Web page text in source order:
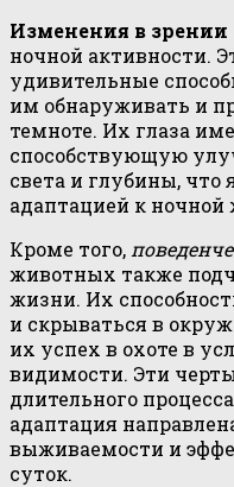
Изменения в зрении
ночной активности.
удивительные
им обнаруживать и
темноте. Их глаза
способствующую
света и глубины, что
адаптацией к ночной
Кроме того,
животных также
жизни. Их
и скрываться в
их успех в охоте в
видимости. Эти
длительного
адаптация
выживаемости и
суток.